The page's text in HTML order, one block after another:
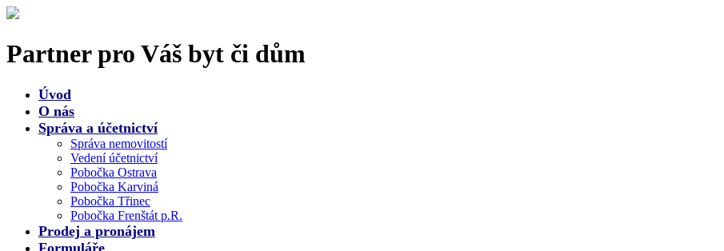
Partner pro Váš byt či dům
Úvod
O nás
Správa a účetnictví
Správa nemovitostí
Vedení účetnictví
Pobočka Ostrava
Pobočka Karviná
Pobočka Třinec
Pobočka Frenštát p.R.
Prodej a pronájem
Formuláře